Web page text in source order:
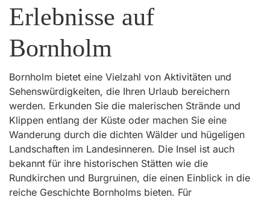
Erlebnisse auf
Bornholm
Bornholm bietet eine Vielzahl von Aktivitäten und
Sehenswürdigkeiten, die Ihren Urlaub bereichern
werden. Erkunden Sie die malerischen Strände und
Klippen entlang der Küste oder machen Sie eine
Wanderung durch die dichten Wälder und hügeligen
Landschaften im Landesinneren. Die Insel ist auch
bekannt für ihre historischen Stätten wie die
Rundkirchen und Burgruinen, die einen Einblick in die
reiche Geschichte Bornholms bieten. Für